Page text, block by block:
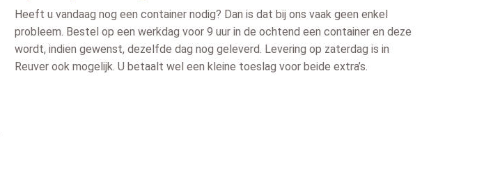
Heeft u vandaag nog een container nodig? Dan is dat bij ons vaak geen enkel
probleem. Bestel op een werkdag voor 9 uur in de ochtend een container en deze
wordt, indien gewenst, dezelfde dag nog geleverd. Levering op zaterdag is in
Reuver ook mogelijk. U betaalt wel een kleine toeslag voor beide extra’s.